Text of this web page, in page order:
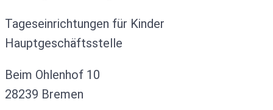
Tageseinrichtungen für Kinder
Hauptgeschäftsstelle
Beim Ohlenhof 10
28239 Bremen